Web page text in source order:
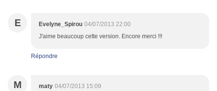
E Evelyne_Spirou 04/07/2013 22:00
J'aime beaucoup cette version. Encore merci !!!
Répondre
M maty 04/07/2013 15:09